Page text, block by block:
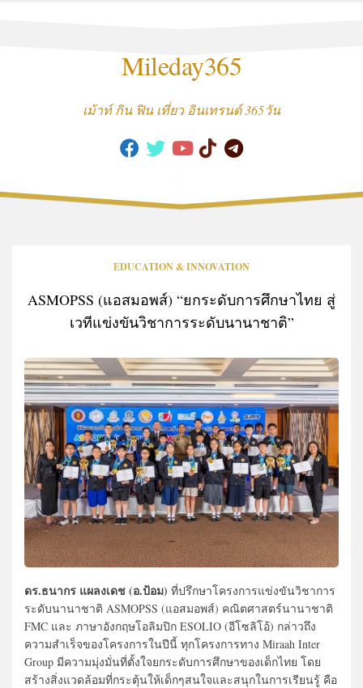
Mileday365
เม้าท์ กิน ฟิน เที่ยว อินเทรนด์ 365วัน
EDUCATION & INNOVATION
ASMOPSS (แอสมอพส์) “ยกระดับการศึกษาไทย สู่
เวทีแข่งขันวิชาการระดับนานาชาติ”
ดร.ธนากร แผลงเดช (อ.ป้อม) ที่ปรึกษาโครงการแข่งขันวิชาการ
ระดับนานาชาติ ASMOPSS (แอสมอพส์) คณิตศาสตร์นานาชาติ
FMC และ ภาษาอังกฤษโอลิมปิก ESOLIO (อีโซลิโอ้) กล่าวถึง
ความสำเร็จของโครงการในปีนี้ ทุกโครงการทาง Miraah Inter
Group มีความมุ่งมั่นที่ตั้งใจยกระดับการศึกษาของเด็กไทย โดย
สร้างสิ่งแวดล้อมที่กระตุ้นให้เด็กๆสนใจและสนุกในการเรียนรู้ คือ